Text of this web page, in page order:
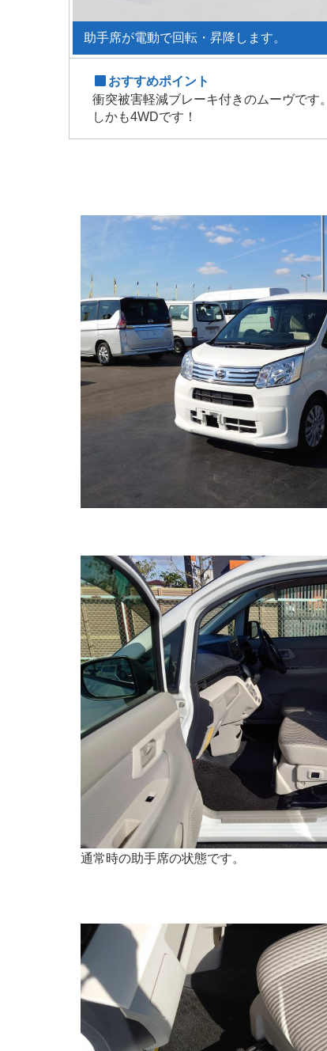
助手席が電動で回転・昇降します。
おすすめポイント
衝突被害軽減ブレーキ付きのムーヴです。
しかも4WDです！
通常時の助手席の状態です。